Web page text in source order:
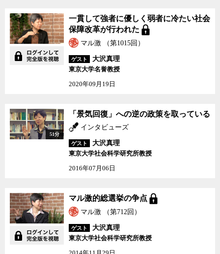
一貫して強者に優しく弱者に冷たい社会
保障改革が行われた
マル激 （第1015回）
ゲスト
大沢真理
東京大学名誉教授
2020年09月19日
51分
「景気回復」への逆の政策を取っている
インタビューズ
ゲスト
大沢真理
東京大学社会科学研究所教授
2016年07月06日
マル激的総選挙の争点
マル激 （第712回）
ゲスト
大沢真理
東京大学社会科学研究所教授